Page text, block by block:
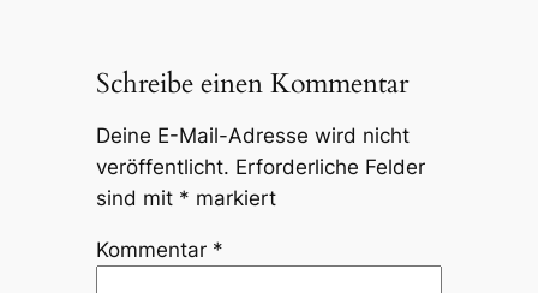
Schreibe einen Kommentar
Deine E-Mail-Adresse wird nicht
veröffentlicht. Erforderliche Felder
sind mit * markiert
Kommentar *